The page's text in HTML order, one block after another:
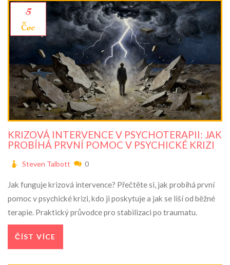
5
čec
KRIZOVÁ INTERVENCE V PSYCHOTERAPII: JAK
PROBÍHÁ PRVNÍ POMOC V PSYCHICKÉ KRIZI
Steven Talbott 0
Jak funguje krizová intervence? Přečtěte si, jak probíhá první
pomoc v psychické krizi, kdo ji poskytuje a jak se liší od běžné
terapie. Praktický průvodce pro stabilizaci po traumatu.
ČÍST VÍCE